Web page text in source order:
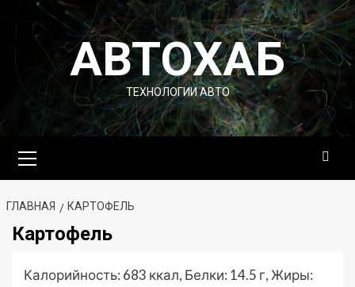
Перейти
содержимомуАВТОХАБ
ТЕХНОЛОГИИ АВТО
меню
ГЛАВНАЯ КАРТОФЕЛЬ
Картофель
Калорийность: 683 ккал, Белки: 14.5 г, Жиры: